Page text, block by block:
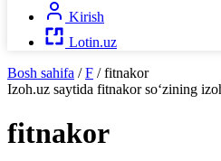
Kirish
Lotin.uz
Bosh sahifa / F / fitnakor
Izoh.uz saytida fitnakorso‘zining
fitnakor